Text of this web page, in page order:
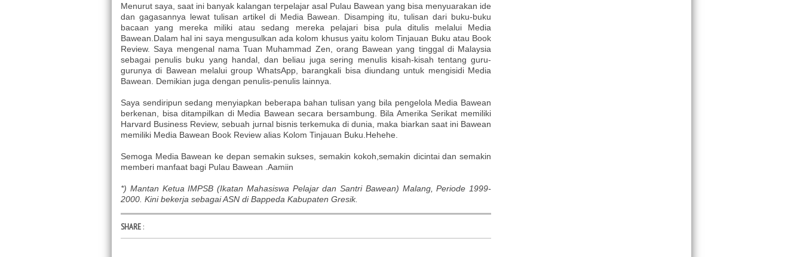
Menurut saya, saat ini banyak kalangan terpelajar asal Pulau Bawean yang bisa menyuarakan ide
dan gagasannya lewat tulisan artikel di Media Bawean. Disamping itu, tulisan dari buku-buku
bacaan yang mereka miliki atau sedang mereka pelajari bisa pula ditulis melalui Media
Bawean.Dalam hal ini saya mengusulkan ada kolom khusus yaitu kolom Tinjauan Buku atau Book
Review. Saya mengenal nama Tuan Muhammad Zen, orang Bawean yang tinggal di Malaysia
sebagai penulis buku yang handal, dan beliau juga sering menulis kisah-kisah tentang guru-
gurunya di Bawean melalui group WhatsApp, barangkali bisa diundang untuk mengisidi Media
Bawean. Demikian juga dengan penulis-penulis lainnya.
Saya sendiripun sedang menyiapkan beberapa bahan tulisan yang bila pengelola Media Bawean
berkenan, bisa ditampilkan di Media Bawean secara bersambung. Bila Amerika Serikat memiliki
Harvard Business Review, sebuah jurnal bisnis terkemuka di dunia, maka biarkan saat ini Bawean
memiliki Media Bawean Book Review alias Kolom Tinjauan Buku.Hehehe.
Semoga Media Bawean ke depan semakin sukses, semakin kokoh,semakin dicintai dan semakin
memberi manfaat bagi Pulau Bawean .Aamiin
*) Mantan Ketua IMPSB (Ikatan Mahasiswa Pelajar dan Santri Bawean) Malang, Periode 1999-
2000. Kini bekerja sebagai ASN di Bappeda Kabupaten Gresik.
SHARE :